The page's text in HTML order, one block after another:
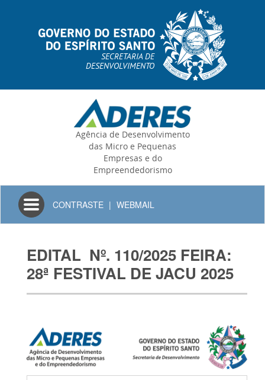
SECRETARIA DE
DESENVOLVIMENTO
Agência de Desenvolvimento
das Micro e Pequenas
Empresas e do
Empreendedorismo
Toggle
navigation
CONTRASTE | WEBMAIL
EDITAL Nº. 110/2025 FEIRA:
28ª FESTIVAL DE JACU 2025